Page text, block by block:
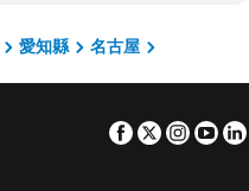
愛知縣
名古屋
Facebook
Twitter